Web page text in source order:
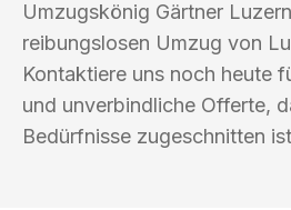
Umzugskönig Gärtner
reibungslosen Umzug von
Kontaktiere uns noch heute
und unverbindliche Offerte,
Bedürfnisse zugeschnitten